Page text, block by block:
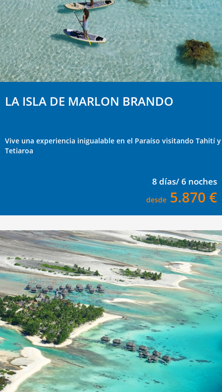
LA ISLA DE MARLON BRANDO
Vive una experiencia inigualable en el Paraíso visitando Tahití y
Tetiaroa
8 días/ 6 noches
desde 5.870 €